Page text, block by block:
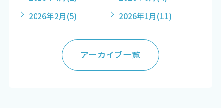
2026年2月(5) 2026年1月(11)
アーカイブ一覧